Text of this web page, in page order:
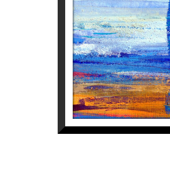
de la vida y la naturaleza.
conexiones entre el paisaje y las
luego retoma en sus cuadros,
comunicación poética y simbólica
la naturaleza y las emociones se
Sabrina
350€